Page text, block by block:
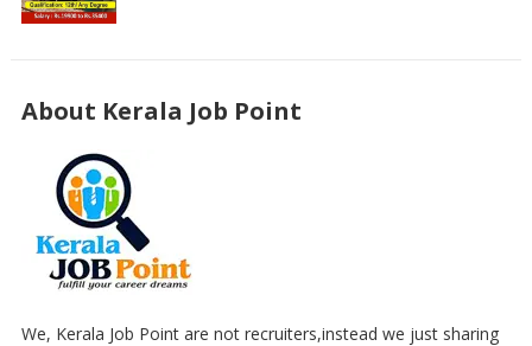
About Kerala Job Point
We, Kerala Job Point are not recruiters,instead we just sharing